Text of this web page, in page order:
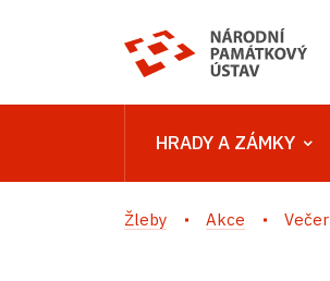
HRADY A ZÁMKY
Žleby Akce